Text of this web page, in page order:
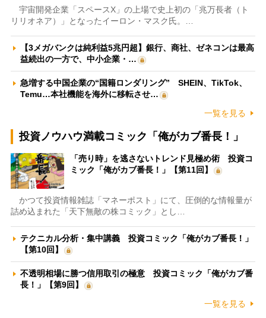
宇宙開発企業「スペースX」の上場で史上初の「兆万長者（ト
リリオネア）」となったイーロン・マスク氏。…
【3メガバンクは純利益5兆円超】銀行、商社、ゼネコンは最高
益続出の一方で、中小企業・…
急増する中国企業の“国籍ロンダリング” SHEIN、TikTok、
Temu…本社機能を海外に移転させ…
一覧を見る
投資ノウハウ満載コミック「俺がカブ番長！」
「売り時」を逃さないトレンド見極め術 投資コ
ミック「俺がカブ番長！」【第11回】
かつて投資情報雑誌「マネーポスト」にて、圧倒的な情報量が
詰め込まれた「天下無敵の株コミック」とし…
テクニカル分析・集中講義 投資コミック「俺がカブ番長！」
【第10回】
不透明相場に勝つ信用取引の極意 投資コミック「俺がカブ番
長！」【第9回】
一覧を見る